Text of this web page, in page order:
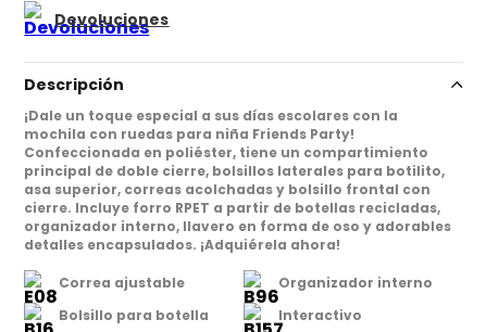
Devoluciones
Descripción
¡Dale un toque especial a sus días escolares con la
mochila con ruedas para niña Friends Party!
Confeccionada en poliéster, tiene un compartimiento
principal de doble cierre, bolsillos laterales para botilito,
asa superior, correas acolchadas y bolsillo frontal con
cierre. Incluye forro RPET a partir de botellas recicladas,
organizador interno, llavero en forma de oso y adorables
detalles encapsulados. ¡Adquiérela ahora!
Correa ajustable
Organizador interno
Bolsillo para botella
Interactivo